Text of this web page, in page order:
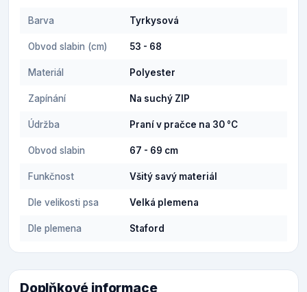
Barva Tyrkysová
Obvod slabin (cm) 53 - 68
Materiál Polyester
Zapínání Na suchý ZIP
Údržba Praní v pračce na 30 °C
Obvod slabin 67 - 69 cm
Funkčnost Všitý savý materiál
Dle velikosti psa Velká plemena
Dle plemena Staford
Doplňkové informace